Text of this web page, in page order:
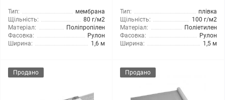
Тип:
мембрана
Щільність:
80 г/м2
Матеріал:
Поліпропілен
Фасовка:
Рулон
Ширина:
1,6 м
Тип:
плівка
Щільність:
100 г/м2
Матеріал:
Поліетилен
Фасовка:
Рулон
Ширина:
1,5 м
Продано Продано